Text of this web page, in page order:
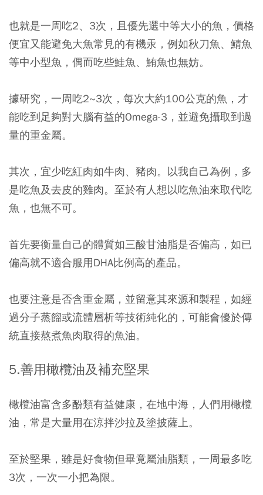
也就是一周吃2、3次，且優先選中等大小的魚，價格
便宜又能避免大魚常見的有機汞，例如秋刀魚、鯖魚
等中小型魚，偶而吃些鮭魚、鮪魚也無妨。
據研究，一周吃2~3次，每次大約100公克的魚，才
能吃到足夠對大腦有益的Omega-3，並避免攝取到過
量的重金屬。
其次，宜少吃紅肉如牛肉、豬肉。以我自己為例，多
是吃魚及去皮的雞肉。至於有人想以吃魚油來取代吃
魚，也無不可。
首先要衡量自己的體質如三酸甘油脂是否偏高，如已
偏高就不適合服用DHA比例高的產品。
也要注意是否含重金屬，並留意其來源和製程，如經
過分子蒸餾或流體層析等技術純化的，可能會優於傳
統直接熬煮魚肉取得的魚油。
5.善用橄欖油及補充堅果
橄欖油富含多酚類有益健康，在地中海，人們用橄欖
油，常是大量用在涼拌沙拉及塗披薩上。
至於堅果，雖是好食物但畢竟屬油脂類，一周最多吃
3次，一次一小把為限。